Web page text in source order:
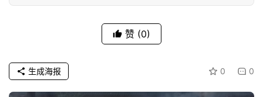
纪
赞 (0)
0 0
生成海报